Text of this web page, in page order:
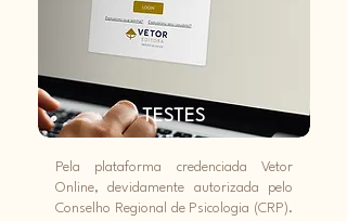
TESTES
Pela plataforma credenciada Vetor
Online, devidamente autorizada pelo
Conselho Regional de Psicologia (CRP).